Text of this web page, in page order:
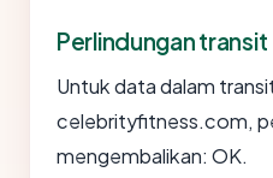
Perlindungan transit
Untuk data dalam
celebrityfitness.com,
mengembalikan: OK.